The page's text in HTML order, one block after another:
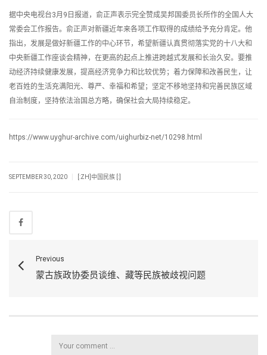
据中央电视台3月9日报道，俞正声表示完全赞成吴邦国委员长所作的全国人大
常委会工作报告。俞正声对新疆近年来各项工作取得的成绩给予充分肯定。他
指出，发展是做好新疆工作的中心环节，希望新疆认真贯彻落实党的十八大和
中央新疆工作座谈会精神，在更高的起点上推进跨越式发展和长治久安。要推
动经济持续健康发展，提高经济竞争力和比较优势；着力保障和改善民生，让
老百姓的生活充满阳光、尊严、幸福和希望；坚定不移地坚持和完善民族区域
自治制度，坚持依法治国总方略，确保社会大局持续稳定。
https://www.uyghur-archive.com/uighurbiz-net/10298.html
SEPTEMBER 30, 2020 [:ZH]中国民族 [:]
Previous
蒙古族政协委员谈维、藏等民族被歧视问题